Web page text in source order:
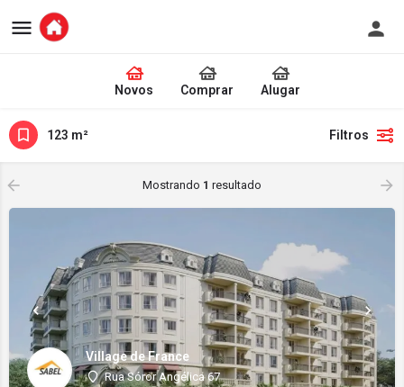
Novos Comprar Alugar
123 m² Filtros
Mostrando 1 resultado
Village de France
Rua Sóror Angélica 67